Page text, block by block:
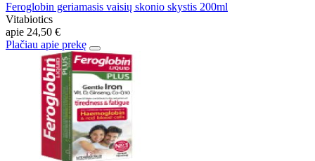
Feroglobin geriamasis vaisių skonio skystis 200ml
Vitabiotics
apie 24,50 €
Plačiau apie prekę